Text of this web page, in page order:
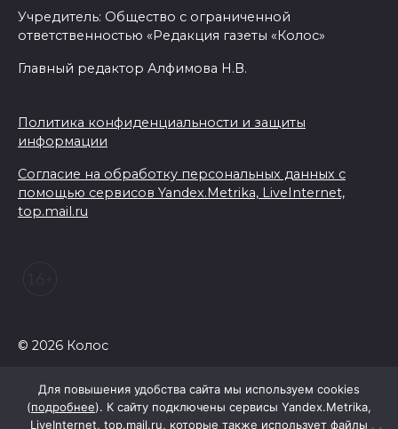
Учредитель: Общество с ограниченной
ответственностью «Редакция газеты «Колос»
Главный редактор Алфимова Н.В.
Политика конфиденциальности и защиты
информации
Согласие на обработку персональных данных с
помощью сервисов Yandex.Metrika, LiveInternet,
top.mail.ru
© 2026 Колос
Для повышения удобства сайта мы используем cookies
(подробнее). К сайту подключены сервисы Yandex.Metrika,
LiveInternet, top.mail.ru, которые также использует файлы